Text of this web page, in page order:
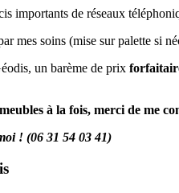
importants de réseaux
mes soins (mise sur palette si
un barème de prix
à la fois, merci de me
! (06 31 54 03 41)